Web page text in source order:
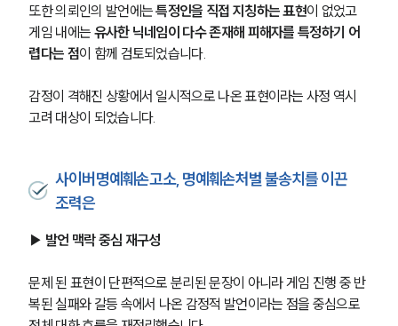
또한 의뢰인의 발언에는 특정인을 직접 지칭하는 표현이 없었고
게임 내에는 유사한 닉네임이 다수 존재해 피해자를 특정하기 어
렵다는 점이 함께 검토되었습니다.
감정이 격해진 상황에서 일시적으로 나온 표현이라는 사정 역시
고려 대상이 되었습니다.
사이버명예훼손고소, 명예훼손처벌 불송치를 이끈
조력은
▶ 발언 맥락 중심 재구성
문제 된 표현이 단편적으로 분리된 문장이 아니라 게임 진행 중 반
복된 실패와 갈등 속에서 나온 감정적 발언이라는 점을 중심으로